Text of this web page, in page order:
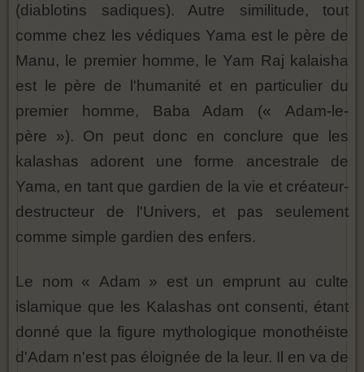
(diablotins sadiques). Autre similitude, tout
comme chez les védiques Yama est le père de
Manu, le premier homme, le Yam Raj kalaisha
est le père de l'humanité et en particulier du
premier homme, Baba Adam (« Adam-le-
père »). On peut donc en conclure que les
kalashas adorent une forme ancestrale de
Yama, en tant que gardien de la vie et créateur-
destructeur de l'Univers, et pas seulement
comme simple gardien des enfers.
Le nom « Adam » est un emprunt au culte
islamique que les Kalashas ont consenti, étant
donné que la figure mythologique monothéiste
d'Adam n'est pas éloignée de la leur. Il en va de